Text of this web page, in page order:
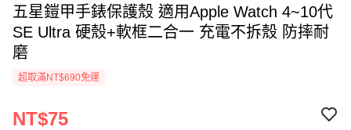
五星鎧甲手錶保護殼 適用Apple Watch 4~10代
SE Ultra 硬殼+軟框二合一 充電不拆殼 防摔耐
磨
超取滿NT$690免運
NT$75